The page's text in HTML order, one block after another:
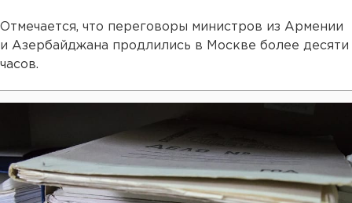
Отмечается, что переговоры министров из Армении
и Азербайджана продлились в Москве более десяти
часов.